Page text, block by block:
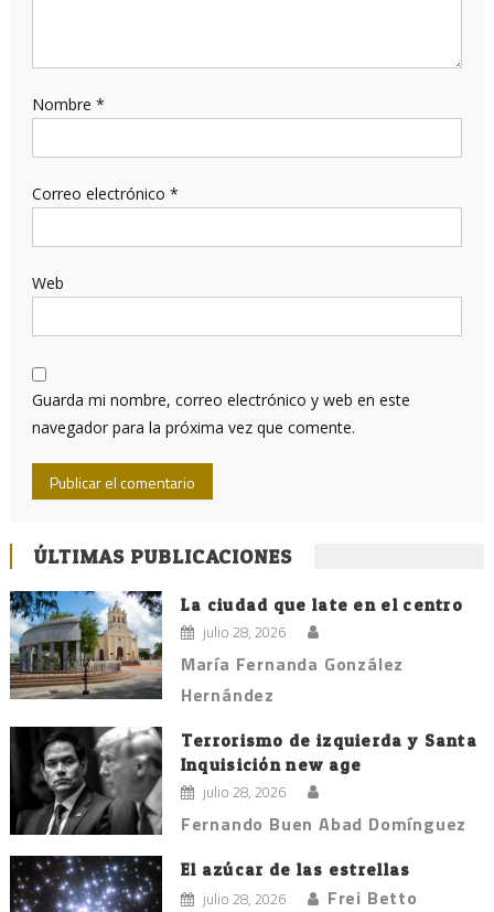
Nombre *
Correo electrónico *
Web
Guarda mi nombre, correo electrónico y web en este
navegador para la próxima vez que comente.
ÚLTIMAS PUBLICACIONES
La ciudad que late en el centro
julio 28, 2026
María Fernanda González
Hernández
Terrorismo de izquierda y Santa
Inquisición new age
julio 28, 2026
Fernando Buen Abad Domínguez
El azúcar de las estrellas
julio 28, 2026 Frei Betto